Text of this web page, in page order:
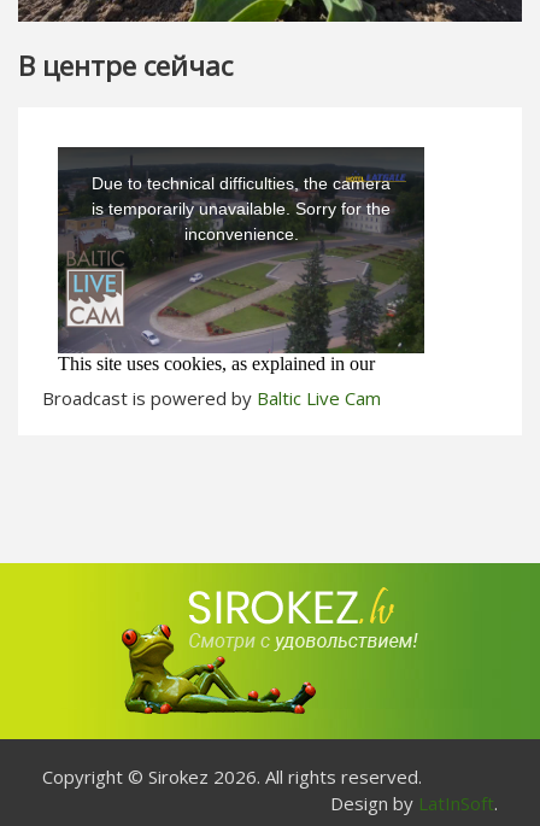
В центре сейчас
Broadcast is powered by Baltic Live Cam
Copyright © Sirokez 2026. All rights reserved.
Design by LatInSoft.